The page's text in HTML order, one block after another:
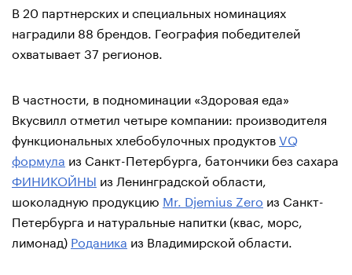
В 20 партнерских и специальных номинациях
наградили 88 брендов. География победителей
охватывает 37 регионов.
В частности, в подноминации «Здоровая еда»
Вкусвилл отметил четыре компании: производителя
функциональных хлебобулочных продуктовVQ
формула из Санкт-Петербурга, батончики без сахара
ФИНИКОЙНЫ из Ленинградской области,
шоколадную продукцию Mr. Djemius Zero из Санкт-
Петербурга и натуральные напитки (квас, морс,
лимонад) Роданика из Владимирской области.